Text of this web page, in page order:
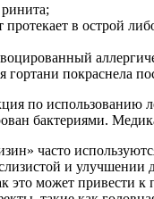
ринита;
протекает в острой
гортани покраснела
по использованию
бактериями.
часто
и улучшении
это может привести